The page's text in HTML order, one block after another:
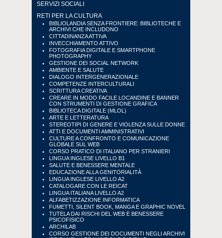
SERVIZI SOCIALI
RETI PER LA CULTURA
BIBLIOLANDIA SENZA FRONTIERE: BIBLIOTECHE E
ARCHIVI CHE INCLUDONO
CITTADINANZA ATTIVA
INVECCHIAMENTO ATTIVO
FOTOGRAFIA DIGITALE E SMARTPHONE
PHOTOGRAPHY
GESTIONE DEI SOCIAL NETWORK
AMBIENTE E SALUTE
DIALOGO INTERGENERAZIONALE
COMPETENZE INTERCULTURALI
SCRITTURA CREATIVA
CREARE IN MODO FACILE LOCANDINE E BANNER
CON STRUMENTI DI GESTIONE GRAFICA
BIBLIOTECA DIGITALE (MLOL)
ARTE E LETTERATURA
STEREOTIPI DI GENERE E VIOLENZA SULLE DONNE
ATTI E DOCUMENTI AMMINISTRATIVI
CULTURE A CONFRONTO E COMUNICAZIONE
GLOBALE SUL WEB
CORSO PRATICO DI ITALIANO PER STRANIERI
LINGUA INGLESE LIVELLO B1
SALUTE E BENESSERE MENTALE
EDUCAZIONE ALLA GENITORIALITÀ
LINGUA INGLESE LIVELLO A2
CATALOGARE CON LE REICAT
LINGUA ITALIANA LIVELLO A2
ALFABETIZZAZIONE INFORMATICA
FUMETTI, SILENT BOOK, MANGA E GRAPHIC NOVEL
TUTELA DAI RISCHI DEL WEB E BENESSERE
PSICOFISICO
ARCHILAB
CORSO GESTIONE DEI DOCUMENTI NEGLI ARCHIVI